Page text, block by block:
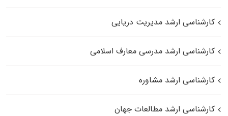
کارشناسی ارشد مدیریت دریایی
کارشناسی ارشد مدرسی معارف اسلامی
کارشناسی ارشد مشاوره
کارشناسی ارشد مطالعات جهان